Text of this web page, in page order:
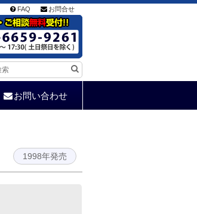
FAQ お問合せ
お問い合わせ
1998年発売